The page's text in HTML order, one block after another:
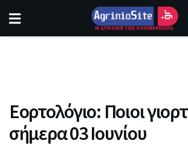
Εορτολόγιο: Ποιοι
σήμερα 03 Ιουνίου